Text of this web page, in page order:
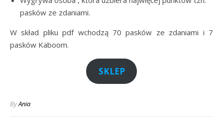
pasków ze zdaniami.
W skład pliku pdf wchodzą 70 pasków ze zdaniami i 7
pasków Kaboom.
SKLEP
ByAnia